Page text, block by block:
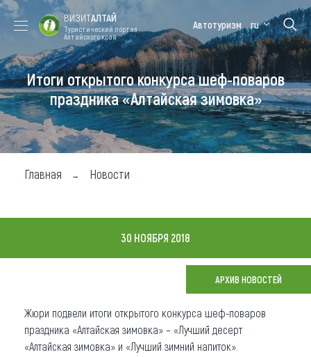
Форум VISIT
ALTAI
Цветение
маральника
Медицинский
форум
Алтайская
зимовка
Туры
Где побывать
Чем заняться
Где остановиться
Новости
Что привезти (сувениры)
ВИЗИТАЛТАЙ
Туристический портал
Алтайского края
Автотуризм ru
Итоги открытого конкурса шеф-поваров
праздника «Алтайская зимовка»
Главная Новости
30 НОЯБРЯ 2018
АРХИВ НОВОСТЕЙ
Жюри подвели итоги открытого конкурса шеф-поваров
праздника «Алтайская зимовка» – «Лучший десерт
«Алтайская зимовка» и «Лучший зимний напиток».